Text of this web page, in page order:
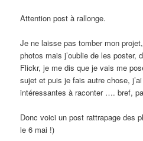
Attention post à rallonge.
Je ne laisse pas tomber mon
photos mais j’oublie de les poster,
Flickr, je me dis que je vais me
sujet et puis je fais autre chose,
intéressantes à raconter …. bref,
Donc voici un post rattrapage des
le 6 mai !)